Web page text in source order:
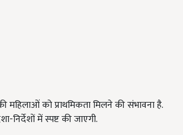
महिलाओं को प्राथमिकता मिलने की संभावना है.
निर्देशों में स्पष्ट की जाएगी.